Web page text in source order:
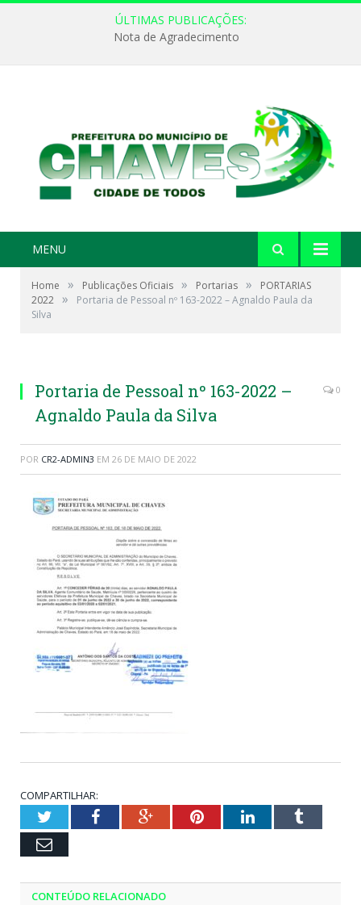
ÚLTIMAS PUBLICAÇÕES:
Nota de Agradecimento
MENU
Home » Publicações Oficiais » Portarias »
PORTARIAS
2022 »
Portaria de Pessoal nº 163-2022 – Agnaldo Paula da
Silva
Portaria de Pessoal nº 163-2022 –
Agnaldo Paula da Silva
0
POR CR2-ADMIN3 EM 26 DE MAIO DE 2022
COMPARTILHAR:
TwitterFacebookGoogle+PinterestLinkedInTumblr
Email
CONTEÚDO RELACIONADO